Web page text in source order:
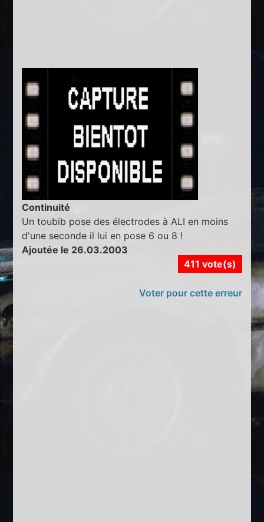
Continuité
Un toubib pose des électrodes à ALI en moins
d'une seconde il lui en pose 6 ou 8 !
Ajoutée le 26.03.2003
411 vote(s)
Voter pour cette erreur